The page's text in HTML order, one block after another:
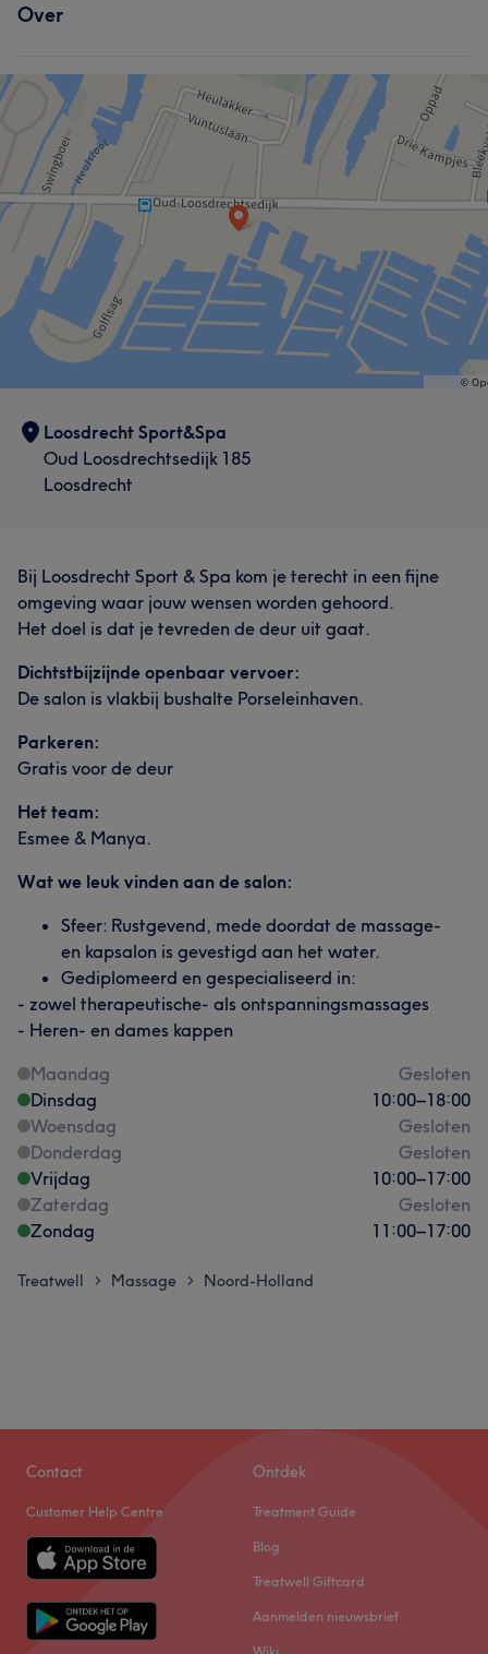
Over
Loosdrecht Sport&Spa
Oud Loosdrechtsedijk 185
Loosdrecht
Bij Loosdrecht Sport & Spa kom je terecht in een fijne
omgeving waar jouw wensen worden gehoord.
Het doel is dat je tevreden de deur uit gaat.
Dichtstbijzijnde openbaar vervoer:
De salon is vlakbij bushalte Porseleinhaven.
Parkeren:
Gratis voor de deur
Het team:
Esmee & Manya.
Wat we leuk vinden aan de salon:
Sfeer: Rustgevend, mede doordat de massage-
en kapsalon is gevestigd aan het water.
Gediplomeerd en gespecialiseerd in:
- zowel therapeutische- als ontspanningsmassages
- Heren- en dames kappen
Maandag
Gesloten
Dinsdag
10:00–18:00
Woensdag
Gesloten
Donderdag
Gesloten
Vrijdag
10:00–17:00
Zaterdag
Gesloten
Zondag
11:00–17:00
Treatwell > Massage > Noord-Holland
Contact
Customer Help Centre
Ontdek
Treatment Guide
Blog
Treatwell Giftcard
Aanmelden nieuwsbrief